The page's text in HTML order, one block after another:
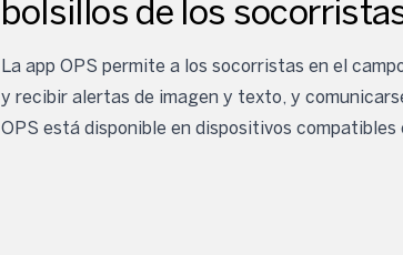
bolsillos de los
La app OPS permite a los socorristas en el
y recibir alertas de imagen y texto, y
OPS está disponible en dispositivos compatibles